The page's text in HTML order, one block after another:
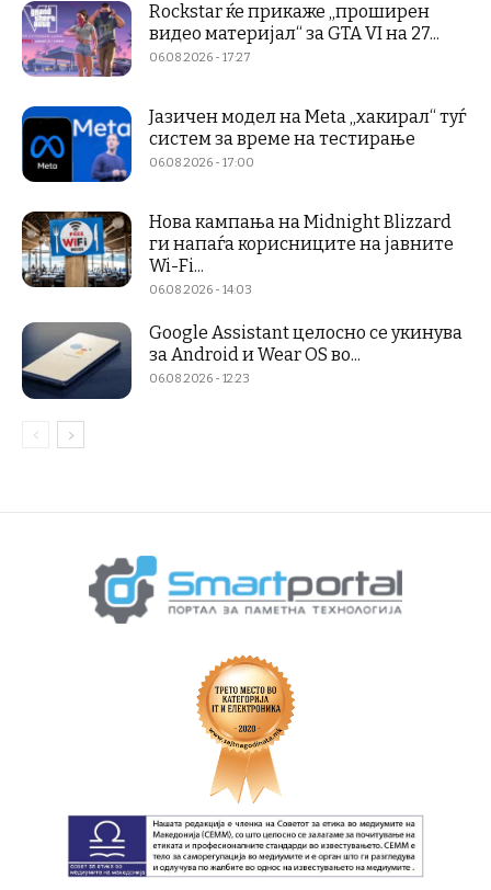
Rockstar ќе прикаже „проширен
видео материјал“ за GTA VI на 27...
06.08.2026 - 17:27
Јазичен модел на Meta „хакирал“ туѓ
систем за време на тестирање
06.08.2026 - 17:00
Нова кампања на Midnight Blizzard
ги напаѓа корисниците на јавните
Wi-Fi...
06.08.2026 - 14:03
Google Assistant целосно се укинува
за Android и Wear OS во...
06.08.2026 - 12:23